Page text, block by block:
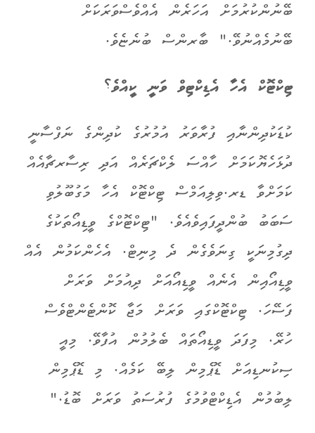
ބޭނުންކުރުމަށް އަހަރެން އެއްވެސްވަރަކަށް
ބޭނުމެއްނުވޭ." ބާރންސް ބުނެޏެވެ.
ޓިކްޓޮކް އެހާ އެޑިކްޓިވް ވަނީ ކީއްވެ؟
ކުޑަކުދިންނާއި ފުރާވަރު އުމުރުގެ ކުދިންގެ ނަފްސާނީ
ދުޅަހެޔޮކަމަށް ހާއްސަ ލެކްޗަރެއް އަދި ރިސާރޗާއެއް
ކަމަށްވާ ޑރ.ވިލިއަމްސް ޓިކްޓޮކް އެހާ މަގުބޫލުވި
ސަބަބު ބުންދީފައިވެއެވެ. "ޓިކްޓޮކްގެ ވީޑިއޯތަކުގެ
ދިގުމިނަކީ ގިނަވެގެން ދެ މިނިޓް. އެހެންކަމުން އެއް
ވީޑިއޯއިން އެނެއް ވީޑިއޯއަށް ދިއުމަށް ވަރަށް
ފަސޭހަ. ޓިކްޓޮކްގައި ވަރަށް މަޖާ ކޮންޓެންޓްވެސް
ހުރޭ. މިފަދަ ވީޑިއޯތައް ބެލުމުން އުފާވޭ. މިއީ
ސިކުނޑިއަށް ޑޮޕެމިން ލިބޭ ކަމެއް. މި ޑޮޕެމިން
ލިބުމުން އެޑިކްޓްވުމުގެ ފުރުސަތު ވަރަށް ބޮޑު."